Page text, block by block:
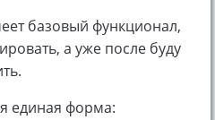
базовый функционал,
а уже после буду
единая форма: